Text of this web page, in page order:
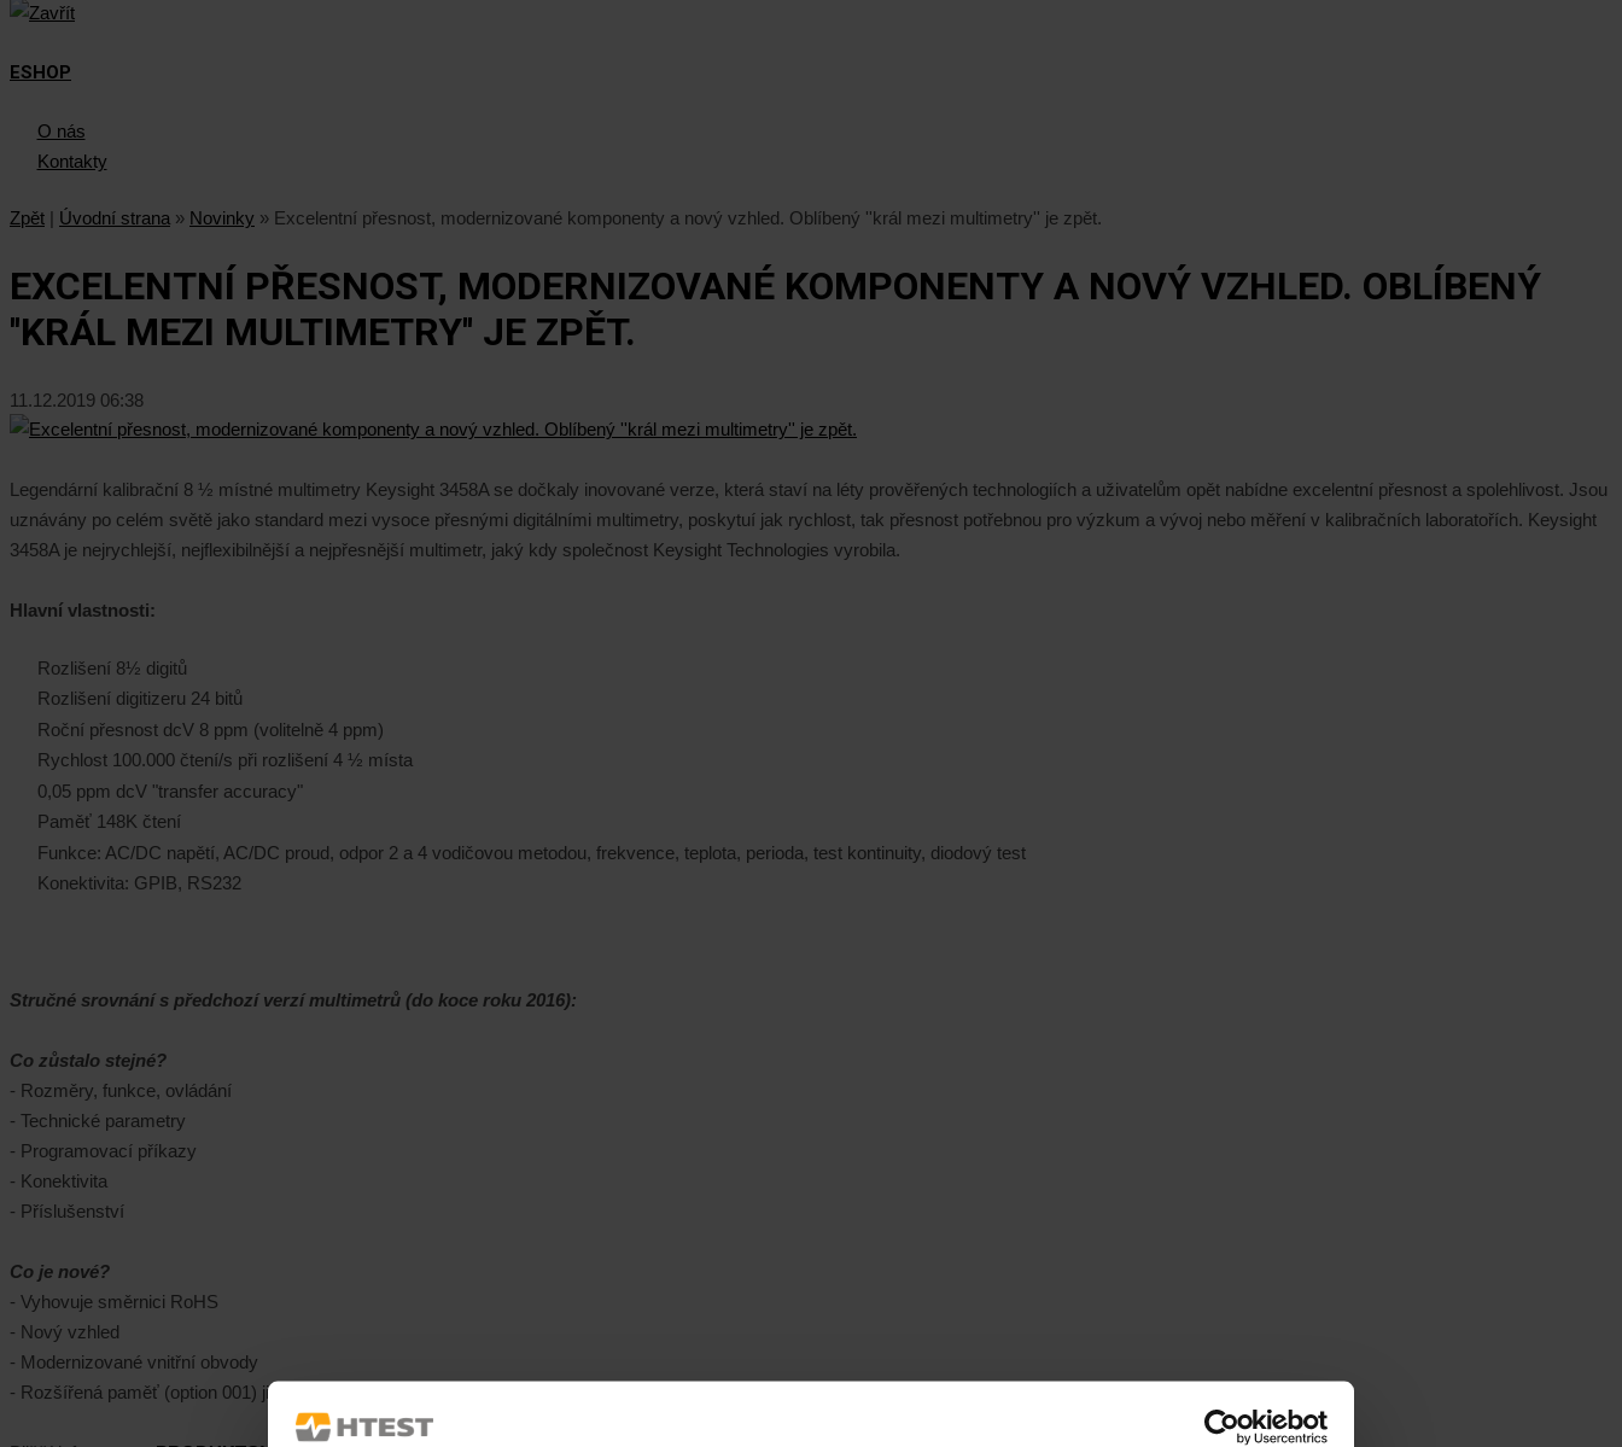
ESHOP
O nás
Kontakty
Zpět | Úvodní strana » Novinky » Excelentní přesnost, modernizované komponenty a nový vzhled. Oblíbený ''král mezi multimetry'' je zpět.
EXCELENTNÍ PŘESNOST, MODERNIZOVANÉ KOMPONENTY A NOVÝ VZHLED. OBLÍBENÝ
''KRÁL MEZI MULTIMETRY'' JE ZPĚT.
11.12.2019 06:38
Legendární kalibrační 8 ½ místné multimetry Keysight 3458A se dočkaly inovované verze, která staví na léty prověřených technologiích a uživatelům opět nabídne excelentní přesnost a spolehlivost. Jsou
uznávány po celém světě jako standard mezi vysoce přesnými digitálními multimetry, poskytuí jak rychlost, tak přesnost potřebnou pro výzkum a vývoj nebo měření v kalibračních laboratořích. Keysight
3458A je nejrychlejší, nejflexibilnější a nejpřesnější multimetr, jaký kdy společnost Keysight Technologies vyrobila.
Hlavní vlastnosti:
Rozlišení 8½ digitů
Rozlišení digitizeru 24 bitů
Roční přesnost dcV 8 ppm (volitelně 4 ppm)
Rychlost 100.000 čtení/s při rozlišení 4 ½ místa
0,05 ppm dcV "transfer accuracy"
Paměť 148K čtení
Funkce: AC/DC napětí, AC/DC proud, odpor 2 a 4 vodičovou metodou, frekvence, teplota, perioda, test kontinuity, diodový test
Konektivita: GPIB, RS232
Stručné srovnání s předchozí verzí multimetrů (do koce roku 2016):
Co zůstalo stejné?
- Rozměry, funkce, ovládání
- Technické parametry
- Programovací příkazy
- Konektivita
- Příslušenství
Co je nové?
- Vyhovuje směrnici RoHS
- Nový vzhled
- Modernizované vnitřní obvody
- Rozšířená paměť (option 001) již obsažena v základu